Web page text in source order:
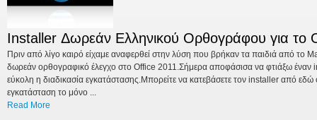
Installer Δωρεάν Ελληνικού Ορθογράφου για το
Πριν από λίγο καιρό είχαμε αναφερθεί στην λύση που βρήκαν τα παιδιά από το
δωρεάν ορθογραφικό έλεγχο στο Office 2011.Σήμερα αποφάσισα να φτιάξω έναν
εύκολη η διαδικασία εγκατάστασης.Μπορείτε να κατεβάσετε τον installer από
εγκατάσταση το μόνο ...
Read More
Γράψε δίσκους NTFS χωρίς κανένα Software
Είναι ίσως ένα από τα πιο συνηθισμένα "προβλήματα" : δεν μπορώ να γράψω
Σχεδόν πάντα η απάντηση βρίσκεται στο NTFS . Ο δίσκος που έχουμε (ο
Mac δεν μπορεί να γράψει απάνω του .Εάν έχετε το κάποιο παλαιότερο
Read More